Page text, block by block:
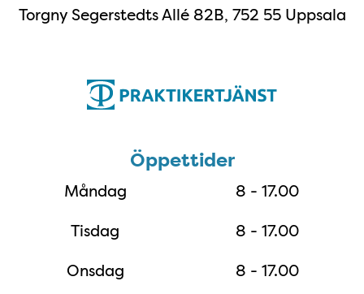
Torgny Segerstedts Allé 82B, 752 55 Uppsala
Öppettider
Måndag
8 - 17.00
Tisdag
8 - 17.00
Onsdag
8 - 17.00